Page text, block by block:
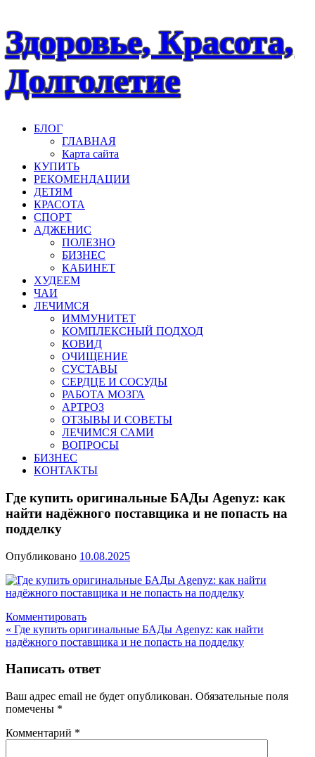
Наверх
Здоровье, Красота,
Долголетие
БЛОГ
ГЛАВНАЯ
Карта сайта
КУПИТЬ
РЕКОМЕНДАЦИИ
ДЕТЯМ
КРАСОТА
СПОРТ
АДЖЕНИС
ПОЛЕЗНО
БИЗНЕС
КАБИНЕТ
ХУДЕЕМ
ЧАИ
ЛЕЧИМСЯ
ИММУНИТЕТ
КОМПЛЕКСНЫЙ ПОДХОД
КОВИД
ОЧИЩЕНИЕ
СУСТАВЫ
СЕРДЦЕ И СОСУДЫ
РАБОТА МОЗГА
АРТРОЗ
ОТЗЫВЫ И СОВЕТЫ
ЛЕЧИМСЯ САМИ
ВОПРОСЫ
БИЗНЕС
КОНТАКТЫ
Где купить оригинальные БАДы Agenyz: как
найти надёжного поставщика и не попасть на
подделку
Опубликовано 10.08.2025
Комментировать
Навигация
по
записям
« Где купить оригинальные БАДы Agenyz: как найти
надёжного поставщика и не попасть на подделку
Написать ответ
Ваш адрес email не будет опубликован. Обязательные поля
помечены *
Комментарий *